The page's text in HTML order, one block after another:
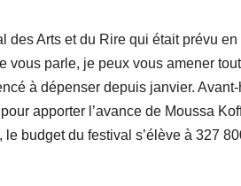
des Arts et du Rire qui était prévu
vous parle, je peux vous amener
à dépenser depuis janvier.
apporter l’avance de Moussa
budget du festival s’élève à 327